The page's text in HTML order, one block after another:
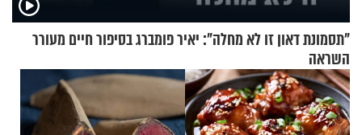
"תסמונת דאון זו לא מחלה": יאיר פומברג בסיפור חיים מעורר
השראה